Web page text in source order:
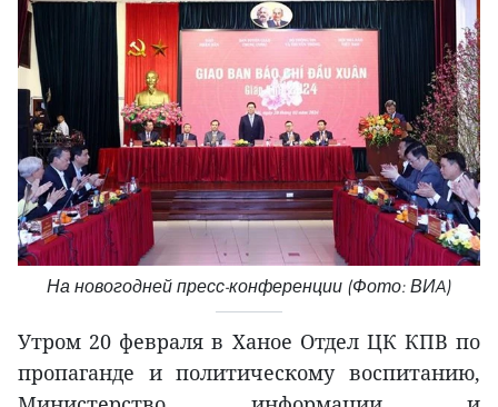
На новогодней пресс-конференции (Фото: ВИA)
Утром 20 февраля в Ханое Отдел ЦК КПВ по
пропаганде и политическому воспитанию,